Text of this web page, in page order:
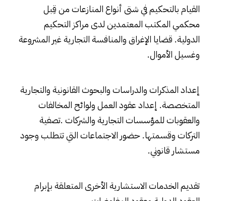
القيام بالتحكيم في شتى أنواع المنازعات من قِبل
محكمي المكتب المعتمدين لدى مراكز التحكيم
الدولية. قضايا الإغراق والمنافسة التجارية غير المشروعة
وغسيل الأموال.
إعداد المذكرات والدراسات والبحوث القانونية والتجارية
المتخصصة. إعداد عقود العمل ولوائح المخالفات
والعقوبات للمؤسسات التجارية والشركات .تصفية
التركات وقسمتها. حضور الاجتماعات التي تتطلب وجود
مستشار قانوني.
تقديم الخدمات الاستشارية الأخرى المتعلقة بإبرام